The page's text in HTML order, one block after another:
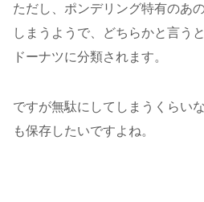
ただし、ポンデリング特有のあ
しまうようで、どちらかと言う
ドーナツに分類されます。
ですが無駄にしてしまうくらい
も保存したいですよね。